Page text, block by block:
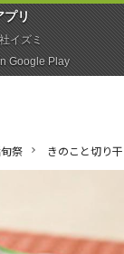
祭 きのこと切り
プ‪リ‬
イズミ
Google Play